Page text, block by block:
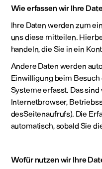
Wie erfassen wir Ihre
Ihre Daten werden zum
uns diese mitteilen.
handeln, die Sie in ein
Andere Daten werden
Einwilligung beim
Systeme erfasst. Das
Internetbrowser,
desSeitenaufrufs). Die
automatisch, sobald Sie
Wofür nutzen wir Ihre